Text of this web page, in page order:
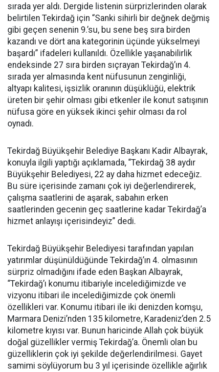
sırada yer aldı. Dergide listenin sürprizlerinden olarak
belirtilen Tekirdağ için “Sanki sihirli bir değnek değmiş
gibi geçen senenin 9.’su, bu sene beş sıra birden
kazandı ve dört ana kategorinin üçünde yükselmeyi
başardı” ifadeleri kullanıldı. Özellikle yaşanabilirlik
endeksinde 27 sıra birden sıçrayan Tekirdağ’ın 4.
sırada yer almasında kent nüfusunun zenginliği,
altyapı kalitesi, işsizlik oranının düşüklüğü, elektrik
üreten bir şehir olması gibi etkenler ile konut satışının
nüfusa göre en yüksek ikinci şehir olması da rol
oynadı.
Tekirdağ Büyükşehir Belediye Başkanı Kadir Albayrak,
konuyla ilgili yaptığı açıklamada, “Tekirdağ 38 aydır
Büyükşehir Belediyesi, 22 ay daha hizmet edeceğiz.
Bu süre içerisinde zamanı çok iyi değerlendirerek,
çalışma saatlerini de aşarak, sabahın erken
saatlerinden gecenin geç saatlerine kadar Tekirdağ’a
hizmet anlayışı içerisindeyiz” dedi.
Tekirdağ Büyükşehir Belediyesi tarafından yapılan
yatırımlar düşünüldüğünde Tekirdağ’ın 4. olmasının
sürpriz olmadığını ifade eden Başkan Albayrak,
“Tekirdağ’ı konumu itibariyle incelediğimizde ve
vizyonu itibari ile incelediğimizde çok önemli
özellikleri var. Konumu itibari ile iki denizden komşu,
Marmara Denizi’nden 135 kilometre, Karadeniz’den 2.5
kilometre kıyısı var. Bunun haricinde Allah çok büyük
doğal güzellikler vermiş Tekirdağ’a. Önemli olan bu
güzelliklerin çok iyi şekilde değerlendirilmesi. Gayet
samimi söylüyorum bu 3 yıl içerisinde özellikle ağırlık